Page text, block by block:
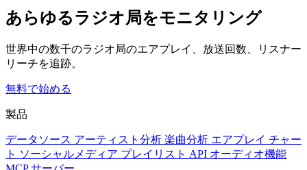
あらゆるラジオ局をモニタリング
世界中の数千のラジオ局のエアプレイ、放送回数、リスナー
リーチを追跡。
無料で始める
製品
データソース アーティスト分析 楽曲分析 エアプレイ チャー
ト ソーシャルメディア プレイリスト API オーディオ機能